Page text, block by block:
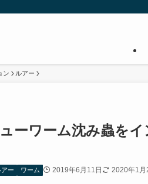
ン ルアー
ーワーム沈み蟲を
アー ワーム 2019年6月11日 2020年1月